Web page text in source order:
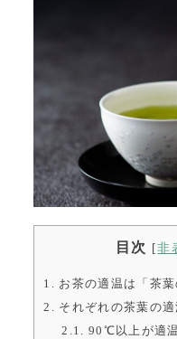
目次 [非
1. お茶の適温は「茶
2. それぞれの茶葉の適
2.1. 90℃以上が適